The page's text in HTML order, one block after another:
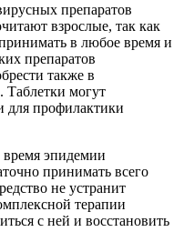
препаратов
взрослые, так как
в любое время и
препаратов
также в
Таблетки могут
для профилактики
время эпидемии
принимать всего
не устранит
терапии
с ней и восстановить